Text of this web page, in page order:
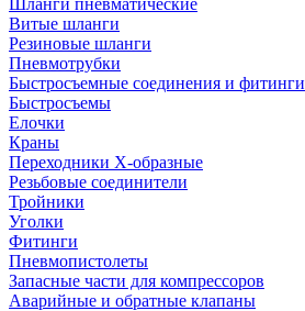
Шланги пневматические
Витые шланги
Резиновые шланги
Пневмотрубки
Быстросъемные соединения и фитинги
Быстросъемы
Елочки
Краны
Переходники Х-образные
Резьбовые соединители
Тройники
Уголки
Фитинги
Пневмопистолеты
Запасные части для компрессоров
Аварийные и обратные клапаны